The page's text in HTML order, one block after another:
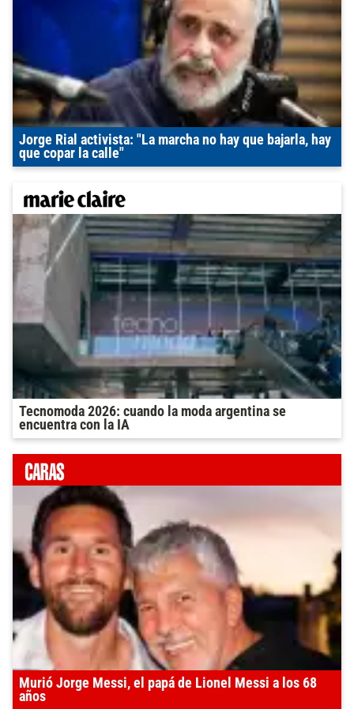
Jorge Rial activista: "La marcha no hay que bajarla, hay
que copar la calle"
Tecnomoda 2026: cuando la moda argentina se
encuentra con la IA
Murió Jorge Messi, el papá de Lionel Messi a los 68
años